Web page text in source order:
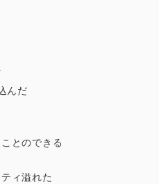
んだ
とのできる
ィ溢れた